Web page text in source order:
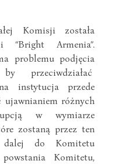
Komisji została
“Bright Armenia”.
problemu podjęcia
przeciwdziałać
instytucja przede
ujawnianiem różnych
w wymiarze
zostaną przez ten
dalej do Komitetu
Komitetu,